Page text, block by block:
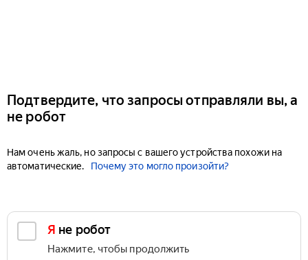
Подтвердите, что запросы отправляли вы, а
не робот
Нам очень жаль, но запросы с вашего устройства похожи на
автоматические.
Почему это могло произойти?
Я не робот
Нажмите, чтобы продолжить